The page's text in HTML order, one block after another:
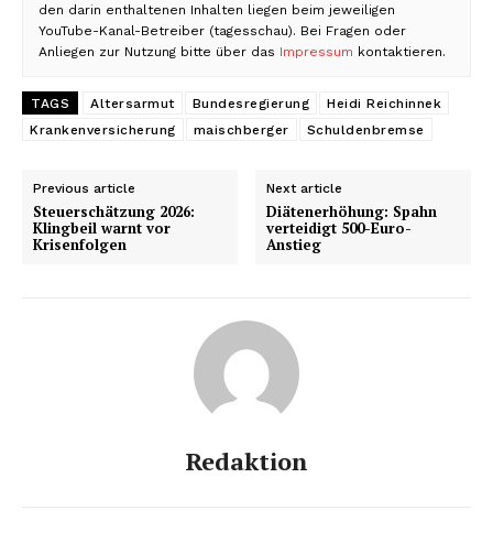
den darin enthaltenen Inhalten liegen beim jeweiligen
YouTube-Kanal-Betreiber (tagesschau). Bei Fragen oder
Anliegen zur Nutzung bitte über das Impressum kontaktieren.
TAGS Altersarmut Bundesregierung
Heidi Reichinnek
Krankenversicherung
maischberger Schuldenbremse
Previous article
Steuerschätzung 2026:
Klingbeil warnt vor
Krisenfolgen
Next article
Diätenerhöhung: Spahn
verteidigt 500-Euro-
Anstieg
Redaktion